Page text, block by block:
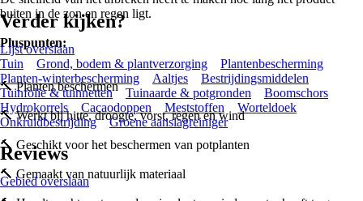
buiten in de zon en regen ligt.
Pluspunten:
🔨 Planten beschermen
🔨 Werkt bij hitte, droogte, vorst, regen en wind
🔨 Geschikt voor het beschermen van potplanten
🔨 Gemaakt van natuurlijk materiaal
Verder kijken?
Lijst overslaan
Tuin
Grond, bodem & plantverzorging
Plantenbescherming
Planten-winterbescherming
Aaltjes
Bestrijdingsmiddelen
Tuinfolie & tuinnetten
Tuinaarde & potgronden
Boomschors
Hydrokorrels
Cacaodoppen Meststoffen
Worteldoek
Onkruidbestrijding
Groene aanslagreiniger
Reviews
Gebied overslaan